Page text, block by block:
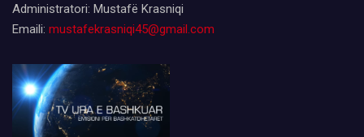
Administratori: Mustafë Krasniqi
Emaili: mustafekrasniqi45@gmail.com